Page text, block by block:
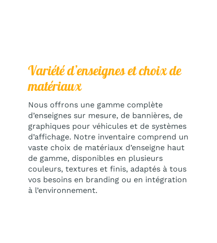
Variété d’enseignes et choix de
matériaux
Nous offrons une gamme complète
d’enseignes sur mesure, de bannières, de
graphiques pour véhicules et de systèmes
d’affichage. Notre inventaire comprend un
vaste choix de matériaux d’enseigne haut
de gamme, disponibles en plusieurs
couleurs, textures et finis, adaptés à tous
vos besoins en branding ou en intégration
à l’environnement.